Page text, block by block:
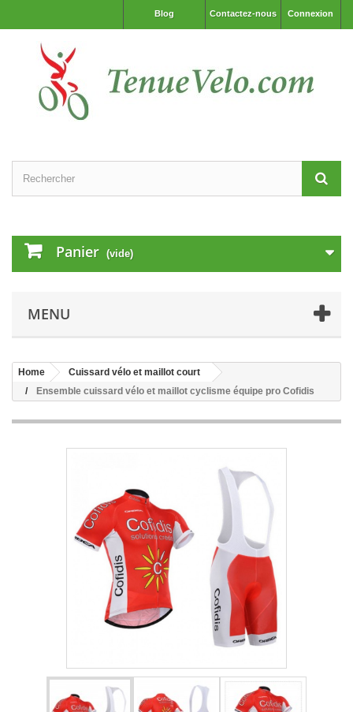
Connexion
Contactez-nous
Blog
Panier (vide)
MENU
Home
Cuissard vélo et maillot court
Ensemble cuissard vélo et maillot cyclisme équipe pro Cofidis